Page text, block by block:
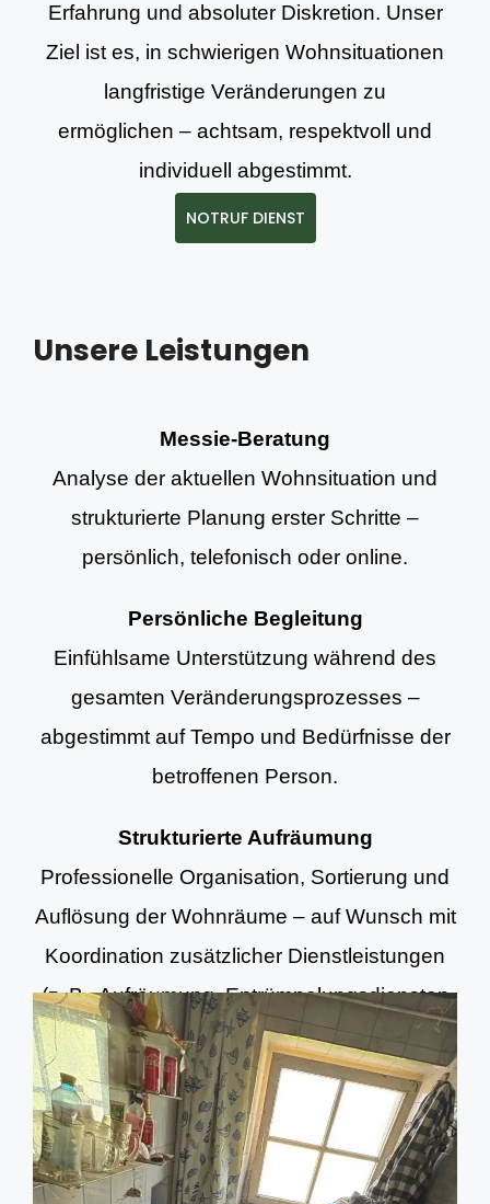
Erfahrung und absoluter Diskretion. Unser
Ziel ist es, in schwierigen Wohnsituationen
langfristige Veränderungen zu
ermöglichen – achtsam, respektvoll und
individuell abgestimmt.
NOTRUF DIENST
Unsere Leistungen
Messie-Beratung
Analyse der aktuellen Wohnsituation und
strukturierte Planung erster Schritte –
persönlich, telefonisch oder online.
Persönliche Begleitung
Einfühlsame Unterstützung während des
gesamten Veränderungsprozesses –
abgestimmt auf Tempo und Bedürfnisse der
betroffenen Person.
Strukturierte Aufräumung
Professionelle Organisation, Sortierung und
Auflösung der Wohnräume – auf Wunsch mit
Koordination zusätzlicher Dienstleistungen
(z. B. Aufräumung, Entrümpelungsdiensten
und Grundreinigung).